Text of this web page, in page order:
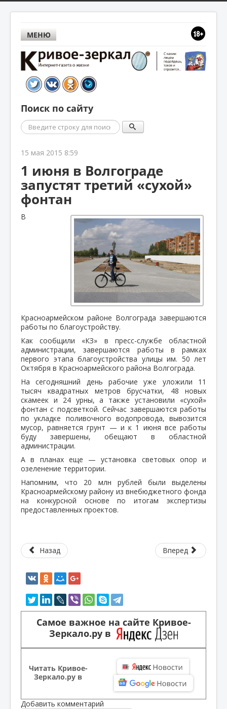
МЕНЮ
Поиск по сайту
Поиск
15 мая 2015 8:59
1 июня в Волгограде
запустят третий «сухой»
фонтан
В
Красноармейском районе Волгограда завершаются
работы по благоустройству.
Как сообщили «КЗ» в пресс-службе областной
администрации, завершаются работы в рамках
первого этапа благоустройства улицы им. 50 лет
Октября в Красноармейского района Волгограда.
На сегодняшний день рабочие уже уложили 11
тысяч квадратных метров брусчатки, 48 новых
скамеек и 24 урны, а также установили «сухой»
фонтан с подсветкой. Сейчас завершаются работы
по укладке поливочного водопровода, вывозится
мусор, равняется грунт — и к 1 июня все работы
буду завершены, обещают в областной
администрации.
А в планах еще — установка световых опор и
озеленение территории.
Напомним, что 20 млн рублей были выделены
Красноармейскому району из внебюджетного фонда
на конкурсной основе по итогам экспертизы
предоставленных проектов.
Назад Вперед
Самое важное на сайте Кривое-
Зеркало.ру в
Читать Кривое-
Зеркало.ру в
Добавить комментарий